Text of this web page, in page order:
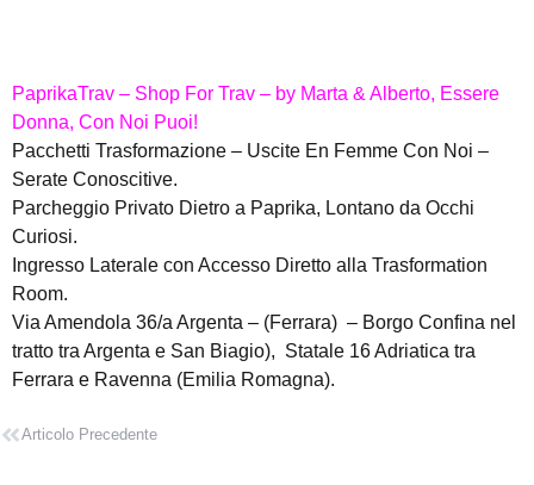
PaprikaTrav – Shop For Trav – by Marta & Alberto, Essere
Donna, Con Noi Puoi!
Pacchetti Trasformazione – Uscite En Femme Con Noi –
Serate Conoscitive.
Parcheggio Privato Dietro a Paprika, Lontano da Occhi
Curiosi.
Ingresso Laterale con Accesso Diretto alla Trasformation
Room.
Via Amendola 36/a Argenta – (Ferrara) – Borgo Confina nel
tratto tra Argenta e San Biagio), Statale 16 Adriatica tra
Ferrara e Ravenna (Emilia Romagna).
Articolo Precedente